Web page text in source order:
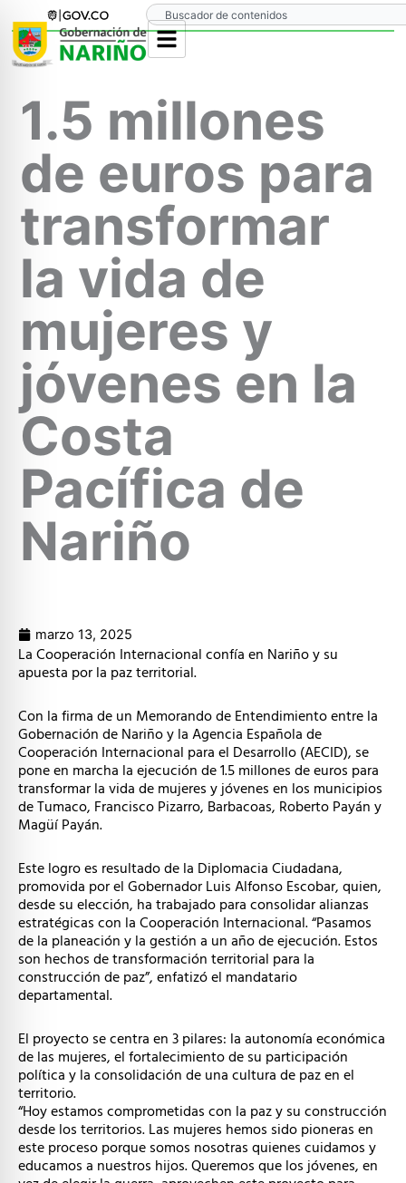
contenido
Search
1.5 millones
de euros para
transformar
la vida de
mujeres y
jóvenes en la
Costa
Pacífica de
Nariño
marzo 13, 2025
La Cooperación Internacional confía en Nariño y su
apuesta por la paz territorial.
Con la firma de un Memorando de Entendimiento entre la
Gobernación de Nariño y la Agencia Española de
Cooperación Internacional para el Desarrollo (AECID), se
pone en marcha la ejecución de 1.5 millones de euros para
transformar la vida de mujeres y jóvenes en los municipios
de Tumaco, Francisco Pizarro, Barbacoas, Roberto Payán y
Magüí Payán.
Este logro es resultado de la Diplomacia Ciudadana,
promovida por el Gobernador Luis Alfonso Escobar, quien,
desde su elección, ha trabajado para consolidar alianzas
estratégicas con la Cooperación Internacional. “Pasamos
de la planeación y la gestión a un año de ejecución. Estos
son hechos de transformación territorial para la
construcción de paz”, enfatizó el mandatario
departamental.
El proyecto se centra en 3 pilares: la autonomía económica
de las mujeres, el fortalecimiento de su participación
política y la consolidación de una cultura de paz en el
territorio.
“Hoy estamos comprometidas con la paz y su construcción
desde los territorios. Las mujeres hemos sido pioneras en
este proceso porque somos nosotras quienes cuidamos y
educamos a nuestros hijos. Queremos que los jóvenes, en